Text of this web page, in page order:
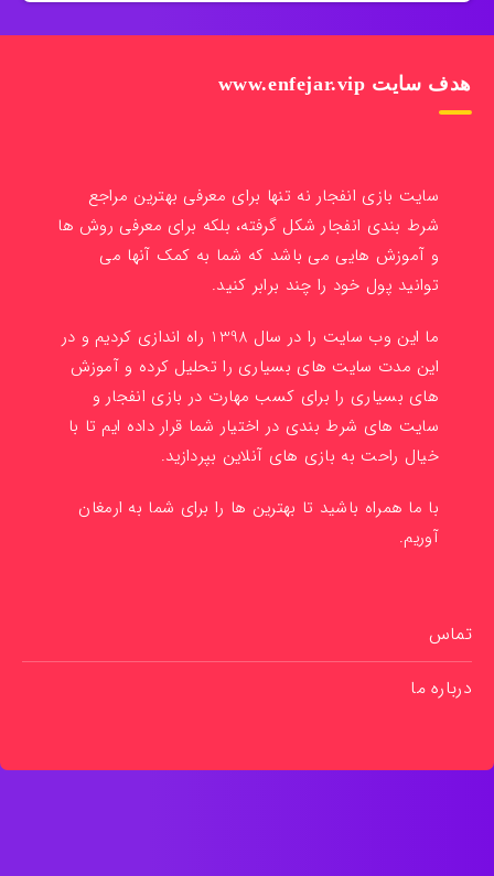
هدف سایت www.enfejar.vip
سایت بازی انفجار نه تنها برای معرفی بهترین مراجع
شرط بندی انفجار شکل گرفته، بلکه برای معرفی روش ها
و آموزش هایی می باشد که شما به کمک آنها می
توانید پول خود را چند برابر کنید.
ما این وب سایت را در سال 1398 راه اندازی کردیم و در
این مدت سایت های بسیاری را تحلیل کرده و آموزش
های بسیاری را برای کسب مهارت در بازی انفجار و
سایت های شرط بندی در اختیار شما قرار داده ایم تا با
خیال راحت به بازی های آنلاین بپردازید.
با ما همراه باشید تا بهترین ها را برای شما به ارمغان
آوریم.
تماس
درباره ما